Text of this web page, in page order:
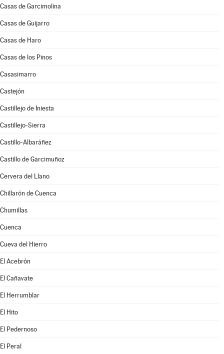
Casas de Garcimolina
Casas de Guijarro
Casas de Haro
Casas de los Pinos
Casasimarro
Castejón
Castillejo de Iniesta
Castillejo-Sierra
Castillo-Albaráñez
Castillo de Garcimuñoz
Cervera del Llano
Chillarón de Cuenca
Chumillas
Cuenca
Cueva del Hierro
El Acebrón
El Cañavate
El Herrumblar
El Hito
El Pedernoso
El Peral